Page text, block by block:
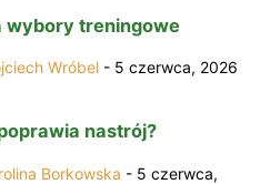
wybory treningowe
Wróbel - 5 czerwca, 2026
nastrój?
Borkowska - 5 czerwca,